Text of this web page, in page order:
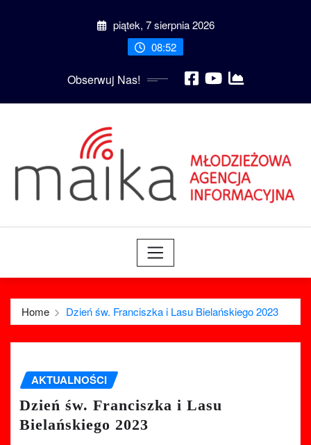
piątek, 7 sierpnia 2026
08:52
Obserwuj Nas!
Home Dzień św. Franciszka i Lasu Bielańskiego 2023
AKTUALNOŚCI
Dzień św. Franciszka i Lasu
Bielańskiego 2023